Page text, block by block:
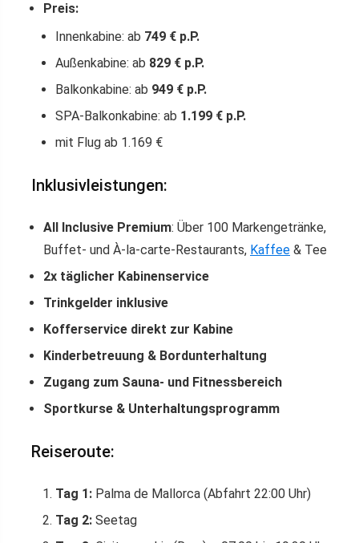
Preis:
Innenkabine: ab 749 € p.P.
Außenkabine: ab 829 € p.P.
Balkonkabine: ab 949 € p.P.
SPA-Balkonkabine: ab 1.199 € p.P.
mit Flug ab 1.169 €
Inklusivleistungen:
All Inclusive Premium: Über 100 Markengetränke,
Buffet- und À-la-carte-Restaurants, Kaffee & Tee
2x täglicher Kabinenservice
Trinkgelder inklusive
Kofferservice direkt zur Kabine
Kinderbetreuung & Bordunterhaltung
Zugang zum Sauna- und Fitnessbereich
Sportkurse & Unterhaltungsprogramm
Reiseroute:
Tag 1: Palma de Mallorca (Abfahrt 22:00 Uhr)
Tag 2: Seetag